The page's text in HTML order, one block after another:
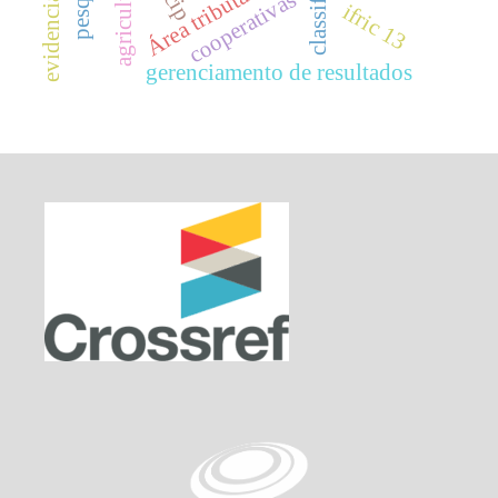
gerenciamento de resultados
ifric 13
cooperativas